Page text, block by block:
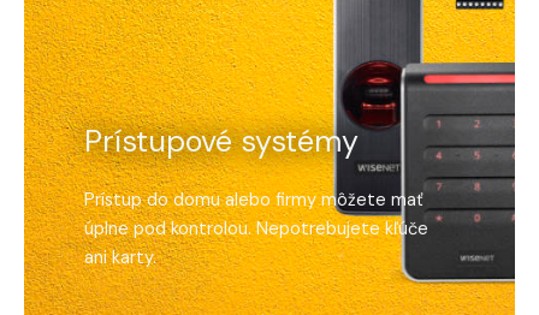
Prístupové systémy
Prístup do domu alebo firmy môžete mať
úplne pod kontrolou. Nepotrebujete kľúče
ani karty.